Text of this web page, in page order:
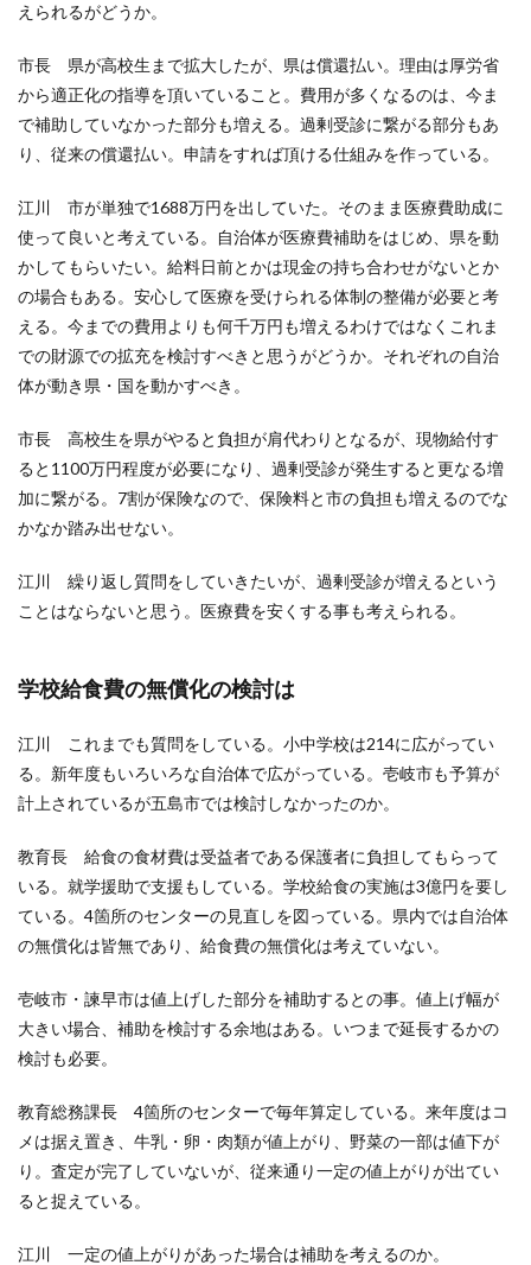
えられるがどうか。
市長 県が高校生まで拡大したが、県は償還払い。理由は厚労省
から適正化の指導を頂いていること。費用が多くなるのは、今ま
で補助していなかった部分も増える。過剰受診に繋がる部分もあ
り、従来の償還払い。申請をすれば頂ける仕組みを作っている。
江川 市が単独で1688万円を出していた。そのまま医療費助成に
使って良いと考えている。自治体が医療費補助をはじめ、県を動
かしてもらいたい。給料日前とかは現金の持ち合わせがないとか
の場合もある。安心して医療を受けられる体制の整備が必要と考
える。今までの費用よりも何千万円も増えるわけではなくこれま
での財源での拡充を検討すべきと思うがどうか。それぞれの自治
体が動き県・国を動かすべき。
市長 高校生を県がやると負担が肩代わりとなるが、現物給付す
ると1100万円程度が必要になり、過剰受診が発生すると更なる増
加に繋がる。7割が保険なので、保険料と市の負担も増えるのでな
かなか踏み出せない。
江川 繰り返し質問をしていきたいが、過剰受診が増えるという
ことはならないと思う。医療費を安くする事も考えられる。
学校給食費の無償化の検討は
江川 これまでも質問をしている。小中学校は214に広がってい
る。新年度もいろいろな自治体で広がっている。壱岐市も予算が
計上されているが五島市では検討しなかったのか。
教育長 給食の食材費は受益者である保護者に負担してもらって
いる。就学援助で支援もしている。学校給食の実施は3億円を要し
ている。4箇所のセンターの見直しを図っている。県内では自治体
の無償化は皆無であり、給食費の無償化は考えていない。
壱岐市・諫早市は値上げした部分を補助するとの事。値上げ幅が
大きい場合、補助を検討する余地はある。いつまで延長するかの
検討も必要。
教育総務課長 4箇所のセンターで毎年算定している。来年度はコ
メは据え置き、牛乳・卵・肉類が値上がり、野菜の一部は値下が
り。査定が完了していないが、従来通り一定の値上がりが出てい
ると捉えている。
江川 一定の値上がりがあった場合は補助を考えるのか。